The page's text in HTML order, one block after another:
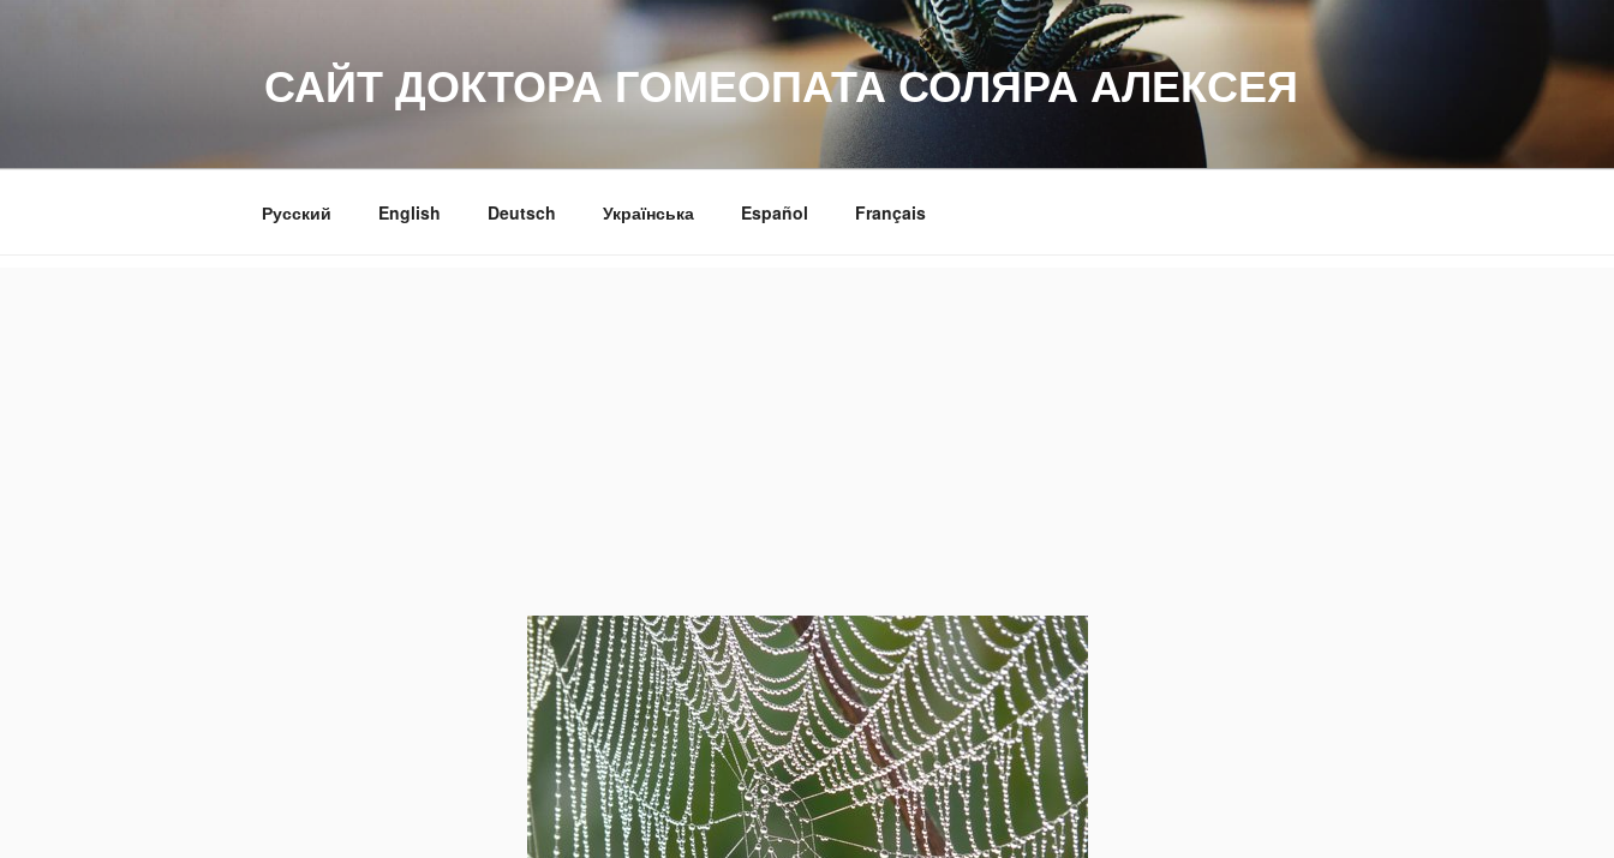
САЙТ ДОКТОРА ГОМЕОПАТА СОЛЯРА АЛЕКСЕЯ
Русский English Deutsch Українська Español Français